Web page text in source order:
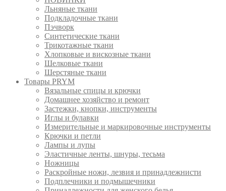
Льняные ткани
Подкладочные ткани
Пэчворк
Синтетические ткани
Трикотажные ткани
Хлопковые и вискозные ткани
Шелковые ткани
Шерстяные ткани
Товары PRYM
Вязальные спицы и крючки
Домашнее хозяйство и ремонт
Застежки, кнопки, инструменты
Иглы и булавки
Измерительные и маркировочные инструменты
Крючки и петли
Лампы и лупы
Эластичные ленты, шнуры, тесьма
Ножницы
Раскройные ножи, лезвия и принадлежнисти
Подплечники и подмышечники